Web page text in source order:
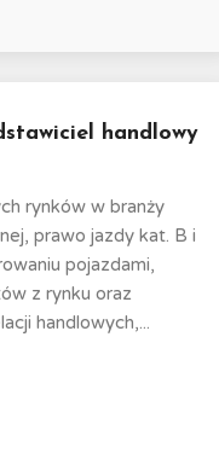
handlowy
rynków w branży
prawo jazdy kat. B i
pojazdami,
z rynku oraz
handlowych,...